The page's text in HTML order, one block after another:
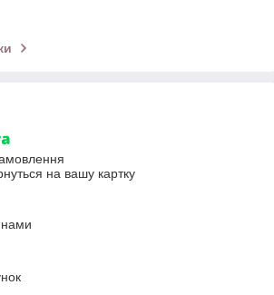
на вашу картку